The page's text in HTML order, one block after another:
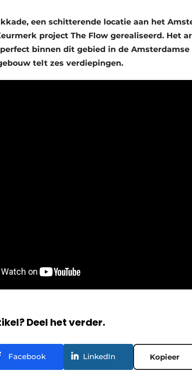
een schitterende locatie aan het
project The Flow gerealiseerd. Het
binnen dit gebied in de
telt zes verdiepingen.
Deel het verder.
Facebook LinkedIn Kopieer